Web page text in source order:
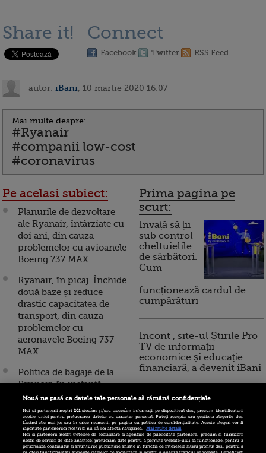
Share it! Connect
Facebook Twitter RSS Feed
autor: iBani , 10 martie 2020 16:07
Mai multe despre:
#Ryanair
#companii low-cost
#coronavirus
Pe acelasi subiect:
Planurile de dezvoltare
ale Ryanair, întârziate cu
doi ani, din cauza
problemelor cu avioanele
Boeing 737 MAX
Ryanair, în picaj. Închide
două baze și reduce
drastic capacitatea de
transport, din cauza
problemelor cu
aeronavele Boeing 737
MAX
Politica de bagaje de la
Ryanair, în instanță.
Tribunalul a dat câștig de
cauză unui pasager taxat
în plus pentru o valiză
Lovitură pentru românii
Prima pagina pe
scurt:
Invață să ții
sub control
cheltuielile
de sărbători.
Cum
funcționează cardul de
cumpărături
Incont , site-ul Știrile Pro
TV de informații
economice și educație
financiară, a devenit iBani
10 reguli pentru decizii
financiare inteligente
Nouă ne pasă ca datele tale personale să rămână confidențiale
Noi și partenerii noștri201stocăm și/sau accesăm informații pe dispozitivul dvs., precum identificatorii
cookie unici pentru prelucrarea datelor cu caracter personal. Puteți accepta sau gestiona alegerile dvs.
făcând clic mai jos sau în orice moment, pe pagina cu politica de confidențialitate. Aceste alegeri vor fi
raportate partenerilor noștri și nu vă vor afecta navigarea.
Mai multe detalii
Noi si partenerii nostri (retelele de socializare si agentiile de publicitate partenere, precum si furnizorii
nostri de servicii de date analitice) prelucram date pentru a permite website-ului sa functioneze, pentru a
personaliza continutul si anunturile publicitare afisate in functie de interesele si/sau profilul dvs., pentru a